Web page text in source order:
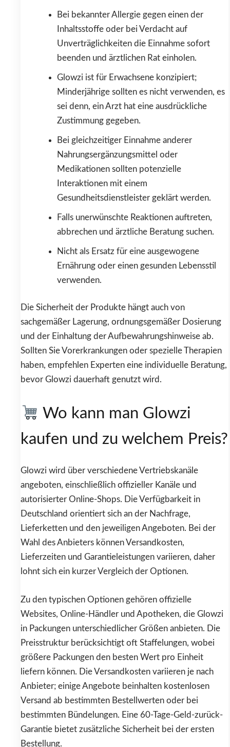
Bei bekannter Allergie gegen einen der
Inhaltsstoffe oder bei Verdacht auf
Unverträglichkeiten die Einnahme sofort
beenden und ärztlichen Rat einholen.
Glowzi ist für Erwachsene konzipiert;
Minderjährige sollten es nicht verwenden, es
sei denn, ein Arzt hat eine ausdrückliche
Zustimmung gegeben.
Bei gleichzeitiger Einnahme anderer
Nahrungsergänzungsmittel oder
Medikationen sollten potenzielle
Interaktionen mit einem
Gesundheitsdienstleister geklärt werden.
Falls unerwünschte Reaktionen auftreten,
abbrechen und ärztliche Beratung suchen.
Nicht als Ersatz für eine ausgewogene
Ernährung oder einen gesunden Lebensstil
verwenden.
Die Sicherheit der Produkte hängt auch von
sachgemäßer Lagerung, ordnungsgemäßer Dosierung
und der Einhaltung der Aufbewahrungshinweise ab.
Sollten Sie Vorerkrankungen oder spezielle Therapien
haben, empfehlen Experten eine individuelle Beratung,
bevor Glowzi dauerhaft genutzt wird.
Wo kann man Glowzi
kaufen und zu welchem Preis?
Glowzi wird über verschiedene Vertriebskanäle
angeboten, einschließlich offizieller Kanäle und
autorisierter Online-Shops. Die Verfügbarkeit in
Deutschland orientiert sich an der Nachfrage,
Lieferketten und den jeweiligen Angeboten. Bei der
Wahl des Anbieters können Versandkosten,
Lieferzeiten und Garantieleistungen variieren, daher
lohnt sich ein kurzer Vergleich der Optionen.
Zu den typischen Optionen gehören offizielle
Websites, Online-Händler und Apotheken, die Glowzi
in Packungen unterschiedlicher Größen anbieten. Die
Preisstruktur berücksichtigt oft Staffelungen, wobei
größere Packungen den besten Wert pro Einheit
liefern können. Die Versandkosten variieren je nach
Anbieter; einige Angebote beinhalten kostenlosen
Versand ab bestimmten Bestellwerten oder bei
bestimmten Bündelungen. Eine 60-Tage-Geld-zurück-
Garantie bietet zusätzliche Sicherheit bei der ersten
Bestellung.